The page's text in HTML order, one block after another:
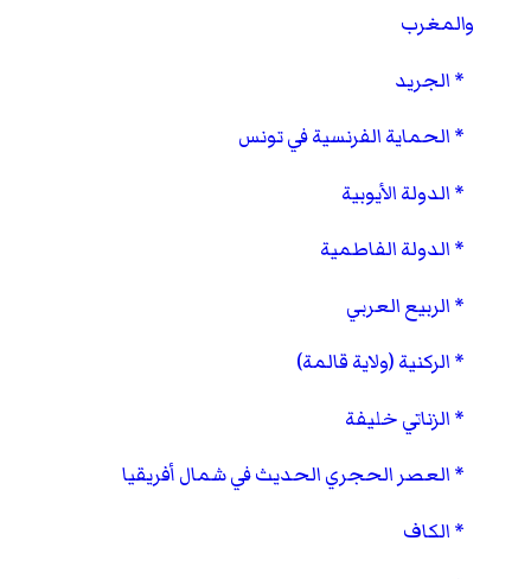
والمغرب
الجريد
الحماية الفرنسية في تونس
الدولة الأيوبية
الدولة الفاطمية
الربيع العربي
الركنية (ولاية قالمة)
الزناتي خليفة
العصر الحجري الحديث في شمال أفريقيا
الكاف